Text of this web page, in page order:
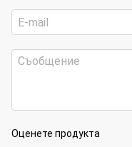
Оценете продукта